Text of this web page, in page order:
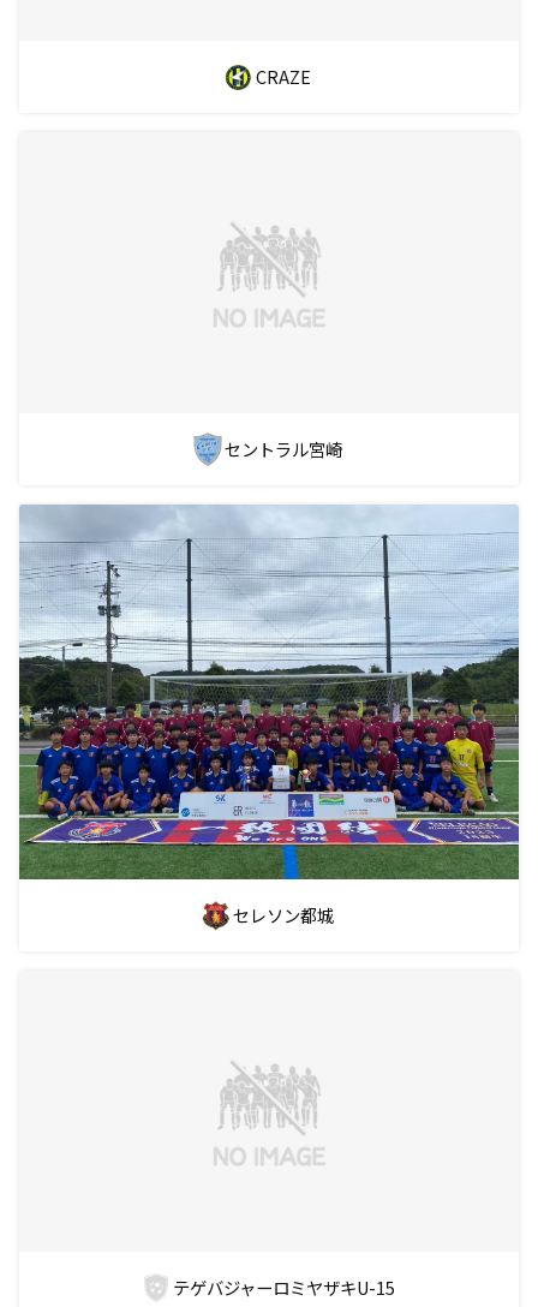
CRAZE
セントラル宮崎
セレソン都城
テゲバジャーロミヤザキU-15